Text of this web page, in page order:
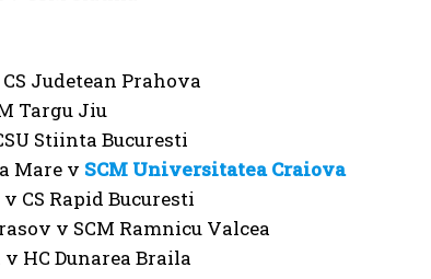
Judetean Prahova
Targu Jiu
Stiinta Bucuresti
Mare v SCM Universitatea Craiova
CS Rapid Bucuresti
v SCM Ramnicu Valcea
v HC Dunarea Braila